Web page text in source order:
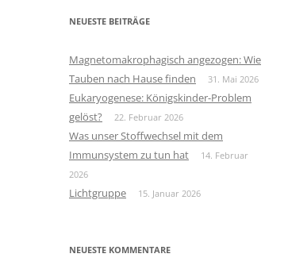
NEUESTE BEITRÄGE
Magnetomakrophagisch angezogen: Wie
Tauben nach Hause finden
31. Mai 2026
Eukaryogenese: Königskinder-Problem
gelöst?
22. Februar 2026
Was unser Stoffwechsel mit dem
Immunsystem zu tun hat
14. Februar
2026
Lichtgruppe 15. Januar 2026
NEUESTE KOMMENTARE